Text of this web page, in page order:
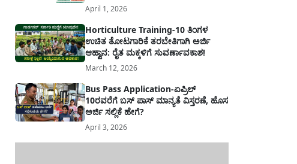
April 1, 2026
Horticulture Training-10 ತಿಂಗಳ
ಉಚಿತ ತೋಟಗಾರಿಕೆ ತರಬೇತಿಗಾಗಿ ಅರ್ಜಿ
ಆಹ್ವಾನ: ರೈತ ಮಕ್ಕಳಿಗೆ ಸುವರ್ಣಾವಕಾಶ!
March 12, 2026
Bus Pass Application-ಏಪ್ರಿಲ್
10ರವರೆಗೆ ಬಸ್ ಪಾಸ್ ಮಾನ್ಯತೆ ವಿಸ್ತರಣೆ, ಹೊಸ
ಅರ್ಜಿ ಸಲ್ಲಿಕೆ ಹೇಗೆ?
April 3, 2026